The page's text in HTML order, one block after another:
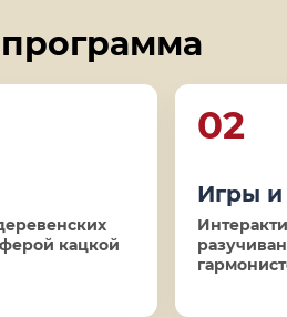
кацкой
02
Игры и